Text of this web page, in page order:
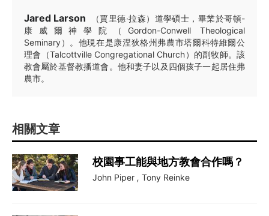
Jared Larson
（賈里德·拉森）道學碩士，畢業於哥頓-
康威爾神學院（Gordon-Conwell Theological
Seminary）。他現在是康涅狄格州弗農市塔爾科特維爾公
理會（Talcottville Congregational Church）的副牧師。該
教會屬於基督教播道會。他和妻子以及四個孩子一起居住弗
農市。
相關文章
校園事工能與地方教會合作嗎？
John Piper , Tony Reinke